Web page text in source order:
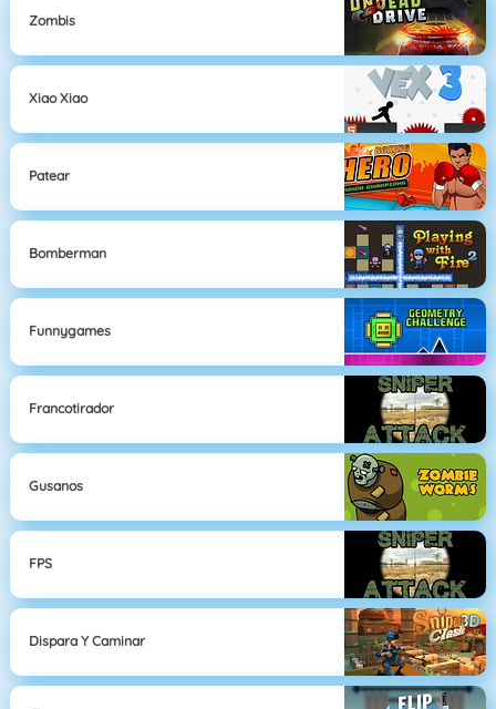
Zombis
Xiao Xiao
Patear
Bomberman
Funnygames
Francotirador
Gusanos
FPS
Dispara Y Caminar